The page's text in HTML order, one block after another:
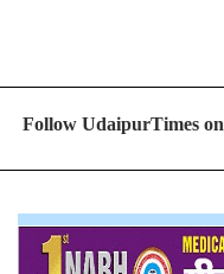
Follow UdaipurTimes on